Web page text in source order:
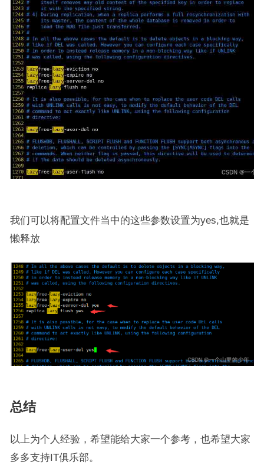
我们可以将配置文件当中的这些参数设置为yes,也就是
懒释放
总结
以上为个人经验，希望能给大家一个参考，也希望大家
多多支持IT俱乐部。